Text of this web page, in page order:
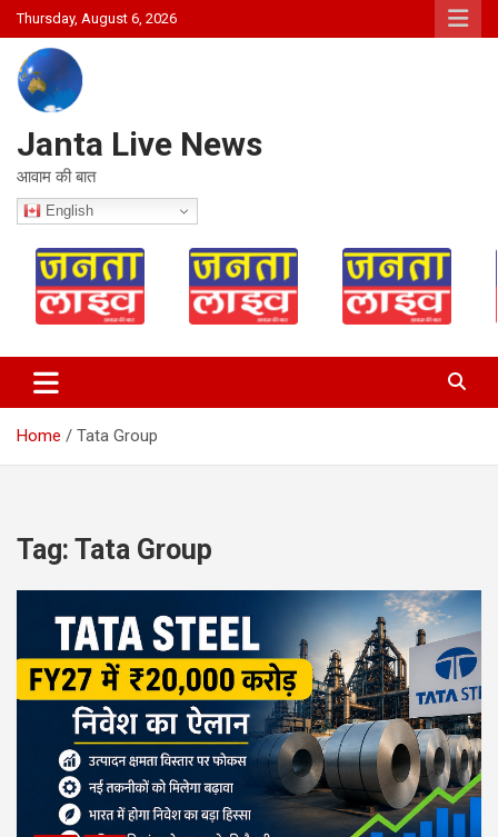
Skip
to
content
Thursday, August 6, 2026
Janta Live News
आवाम की बात
English
Home Tata Group
Tag: Tata Group